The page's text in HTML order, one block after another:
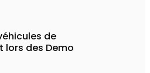
de
des Demo